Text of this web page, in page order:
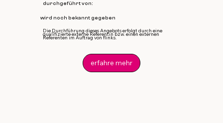
durchgeführt von:
wird noch bekannt gegeben
Die Durchführung dieses Angebots erfolgt durch eine
qualifizierte externe Referentin bzw. einen externen
Referenten im Auftrag von flinks.
erfahre mehr